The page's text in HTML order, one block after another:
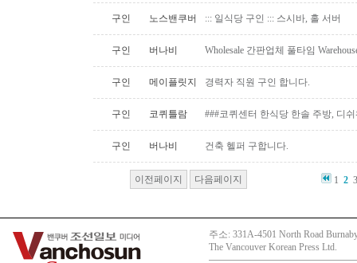
구인 노스밴쿠버 ::: 일식당 구인 ::: 스시바, 홀 서버
구인 버나비 Wholesale 간판업체 풀타임
구인 메이플릿지 경력자 직원 구인 합니다.
구인 코퀴틀람 ###코퀴센터 한식당 한솔 주방, 디
구인 버나비 건축 헬퍼 구합니다.
이전페이지 다음페이지 1 2
주소: 331A-4501 North Road
The Vancouver Korean Press Ltd.